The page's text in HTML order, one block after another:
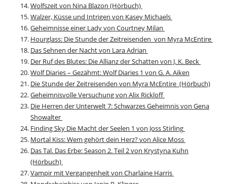
Wolfszeit von Nina Blazon (Hörbuch)
Walzer, Küsse und Intrigen von Kasey Michaels
Geheimnisse einer Lady von Courtney Milan
Hourglass: Die Stunde der Zeitreisenden von Myra McEntire
Das Sehnen der Nacht von Lara Adrian
Der Ruf des Blutes: Die Allianz der Schatten von J. K. Beck
Wolf Diaries – Gezähmt: Wolf Diaries 1 von G. A. Aiken
Die Stunde der Zeitreisenden von Myra McEntire (Hörbuch)
Geheimnisvolle Versuchung von Alix Rickloff
Die Herren der Unterwelt 7: Schwarzes Geheimnis von Gena
Showalter
Finding Sky Die Macht der Seelen 1 von Joss Stirling
Mortal Kiss: Wem gehört dein Herz? von Alice Moss
Das Tal. Das Erbe: Season 2. Teil 2 von Krystyna Kuhn
(Hörbuch)
Vampir mit Vergangenheit von Charlaine Harris